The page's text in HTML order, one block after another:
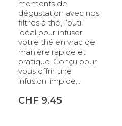
moments de
dégustation avec nos
filtres à thé, l’outil
idéal pour infuser
votre thé en vrac de
manière rapide et
pratique. Conçu pour
vous offrir une
infusion limpide,…
CHF 9.45